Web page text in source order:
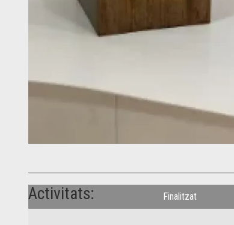
Activitats: Finalitzat